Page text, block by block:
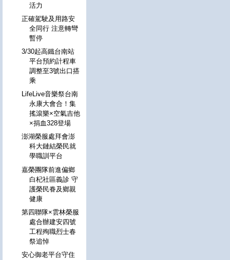
活力
正確駕駛及用路安
全同行 注意轉彎
暫停
3/30起高鐵台南站
平台預約計程車
調整至3號出口搭
乘
LifeLive音樂祭台南
永康大會合！集
搖滾樂×空氣吉他
×捐血328登場
澎湖榮服處拜會澎
科大鏈結榮民就
學職訓平台
嘉榮團隊前進偏鄉
白杞社區義診 守
護榮民眷及鄉親
健康
第四聯隊×雲林榮服
處合辦建安四號
工程殉職烈士春
祭追悼
安心御老平台守住